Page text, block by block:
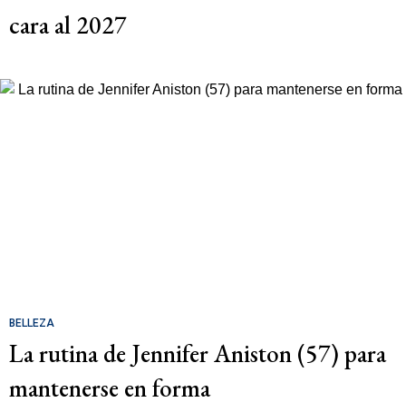
cara al 2027
BELLEZA
La rutina de Jennifer Aniston (57) para
mantenerse en forma